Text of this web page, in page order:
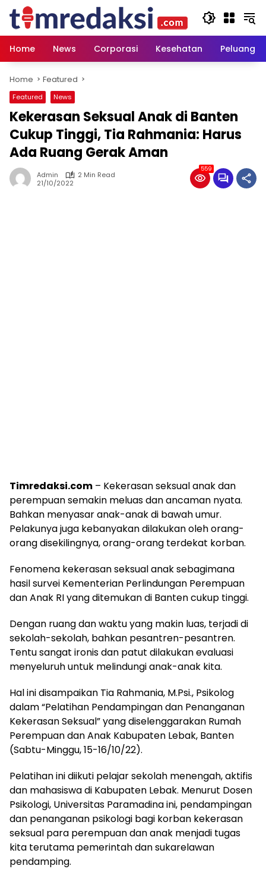
content
Home
News Corporasi Kesehatan Peluang
Home Featured
Featured News
Kekerasan Seksual Anak di Banten
Cukup Tinggi, Tia Rahmania: Harus
Ada Ruang Gerak Aman
Admin
2 Min Read
21/10/2022
559
Timredaksi.com – Kekerasan seksual anak dan
perempuan semakin meluas dan ancaman nyata.
Bahkan menyasar anak-anak di bawah umur.
Pelakunya juga kebanyakan dilakukan oleh orang-
orang disekilingnya, orang-orang terdekat korban.
Fenomena kekerasan seksual anak sebagimana
hasil survei Kementerian Perlindungan Perempuan
dan Anak RI yang ditemukan di Banten cukup tinggi.
Dengan ruang dan waktu yang makin luas, terjadi di
sekolah-sekolah, bahkan pesantren-pesantren.
Tentu sangat ironis dan patut dilakukan evaluasi
menyeluruh untuk melindungi anak-anak kita.
Hal ini disampaikan Tia Rahmania, M.Psi., Psikolog
dalam “Pelatihan Pendampingan dan Penanganan
Kekerasan Seksual” yang diselenggarakan Rumah
Perempuan dan Anak Kabupaten Lebak, Banten
(Sabtu-Minggu, 15-16/10/22).
Pelatihan ini diikuti pelajar sekolah menengah, aktifis
dan mahasiswa di Kabupaten Lebak. Menurut Dosen
Psikologi, Universitas Paramadina ini, pendampingan
dan penanganan psikologi bagi korban kekerasan
seksual para perempuan dan anak menjadi tugas
kita terutama pemerintah dan sukarelawan
pendamping.